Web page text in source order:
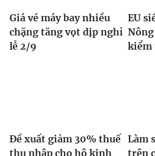
Email:toasoan@vtv.vn
Liên hệ quảng cáo:
024-7300.7108
Giá vé máy bay nhiều
chặng tăng vọt dịp nghỉ
lễ 2/9
EU
kiểm
Đề xuất giảm 30% thuế
thu nhập cho hộ kinh
Làm
trên